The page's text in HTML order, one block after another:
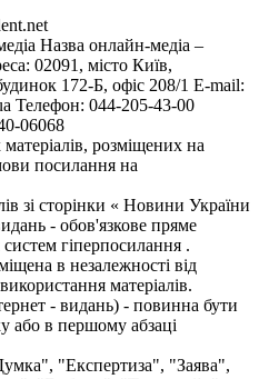
Назва онлайн-медіа –
02091, місто Київ,
172-Б, офіс 208/1 E-mail:
Телефон: 044-205-43-00
06068
розміщених на
посилання на
зі сторінки « Новини України
- обов'язкове пряме
гіперпосилання .
в незалежності від
матеріалів.
- видань) - повинна бути
або в першому абзаці
"Експертиза", "Заява",